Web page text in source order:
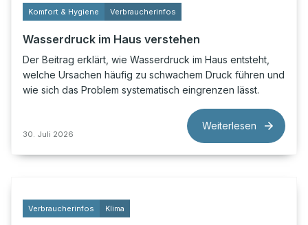
Komfort & Hygiene Verbraucherinfos
Wasserdruck im Haus verstehen
Der Beitrag erklärt, wie Wasserdruck im Haus entsteht,
welche Ursachen häufig zu schwachem Druck führen und
wie sich das Problem systematisch eingrenzen lässt.
30. Juli 2026
Weiterlesen
Verbraucherinfos Klima